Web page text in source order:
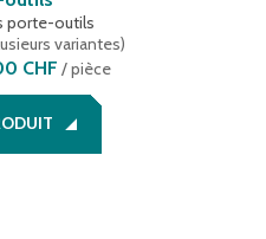
porte-outils
variantes)
CHF / pièce